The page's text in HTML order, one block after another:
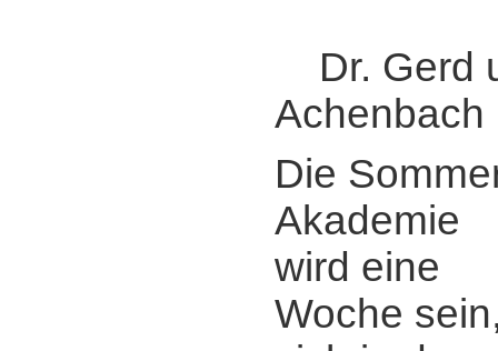
Dr. Gerd
Achenbach
Die
Akademie
wird eine
Woche